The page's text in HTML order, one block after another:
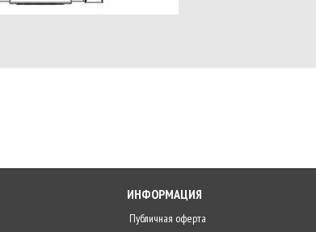
ИНФОРМАЦИЯ
Публичная оферта